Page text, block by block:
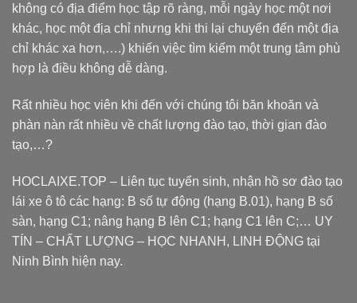
không có địa điểm học tập rõ ràng, mỗi ngày học một nơi
khác, học một địa chỉ nhưng khi thi lại chuyển đến một địa
chỉ khác xa hơn,….) khiến việc tìm kiếm một trung tâm phù
hợp là điều không dễ dàng.
Rất nhiều học viên khi đến với chúng tôi băn khoăn và
phàn nàn rất nhiều về chất lượng đào tạo, thời gian đào
tạo,…?
HOCLAIXE.TOP – Liên tục tuyển sinh, nhận hồ sơ đào tạo
lái xe ô tô các hạng: B số tự động (hạng B.01), hạng B số
sàn, hạng C1; nâng hạng B lên C1; hạng C1 lên C;… UY
TÍN – CHẤT LƯỢNG – HỌC NHANH, LINH ĐỘNG tại
Ninh Bình hiện nay.